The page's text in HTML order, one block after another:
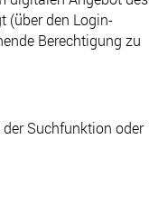
(über den Login-
Berechtigung zu
Suchfunktion oder